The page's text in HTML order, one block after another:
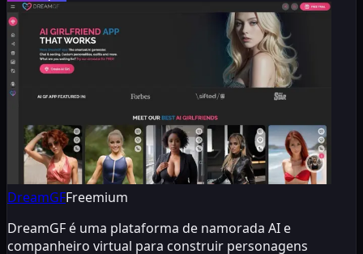
DreamGFFreemium
DreamGF é uma plataforma de namorada AI e
companheiro virtual para construir personagens